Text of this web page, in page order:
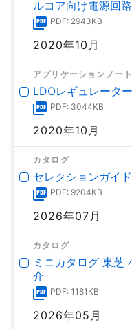
ルコア向け電源回
PDF: 2943KB
2020年10月
アプリケーションノート
LDOレギュレータ
PDF: 3044KB
2020年10月
カタログ
セレクションガイ
PDF: 9204KB
2026年07月
カタログ
ミニカタログ 東芝
介
PDF: 1181KB
2026年05月